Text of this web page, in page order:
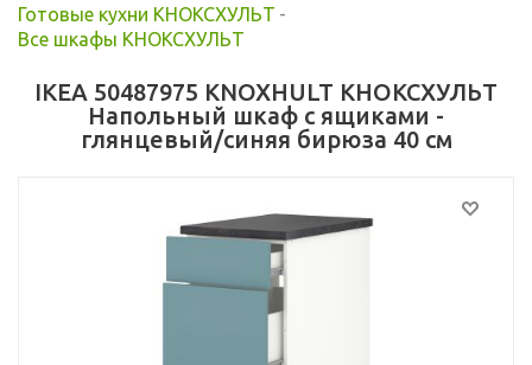
Готовые кухни КНОКСХУЛЬТ -
Все шкафы КНОКСХУЛЬТ
IKEA 50487975 KNOXHULT КНОКСХУЛЬТ
Напольный шкаф с ящиками -
глянцевый/синяя бирюза 40 см